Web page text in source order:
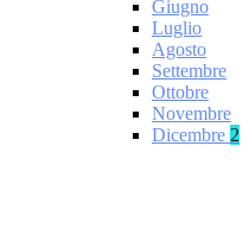
Giugno
Luglio
Agosto
Settembre
Ottobre
Novembre
Dicembre 2